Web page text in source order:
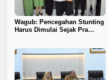
Wagub: Pencegahan Stunting
Harus Dimulai Sejak Pra